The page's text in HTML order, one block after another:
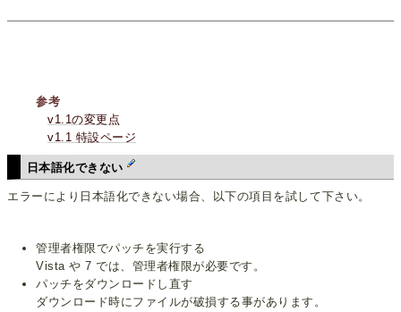
参考
v1.1の変更点
v1.1 特設ページ
日本語化できない
エラーにより日本語化できない場合、以下の項目を試して下さい。
管理者権限でパッチを実行する
Vista や 7 では、管理者権限が必要です。
パッチをダウンロードし直す
ダウンロード時にファイルが破損する事があります。